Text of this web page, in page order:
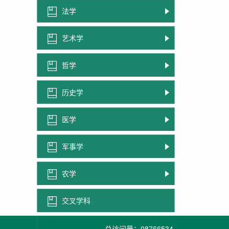
法学
艺术学
哲学
历史学
医学
军事学
农学
交叉学科